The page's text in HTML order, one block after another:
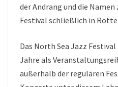
der Andrang und die Namen
Festival schließlich in
Das North Sea Jazz
Jahre als
außerhalb der regulären